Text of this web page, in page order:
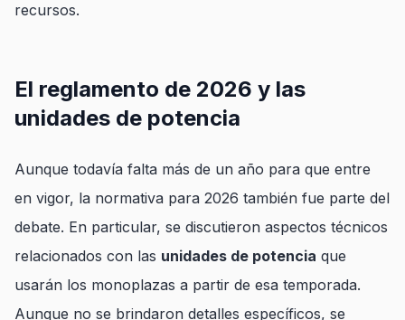
recursos.
El reglamento de 2026 y las
unidades de potencia
Aunque todavía falta más de un año para que entre
en vigor, la normativa para 2026 también fue parte del
debate. En particular, se discutieron aspectos técnicos
relacionados con las unidades de potencia que
usarán los monoplazas a partir de esa temporada.
Aunque no se brindaron detalles específicos, se